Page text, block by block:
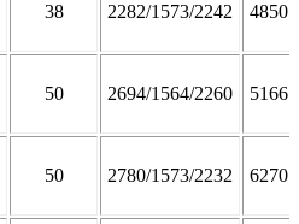
38 2282/1573/2242 4850
50 2694/1564/2260 5166
50 2780/1573/2232 6270